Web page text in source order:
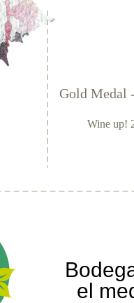
Gold Medal
Wine up!
el